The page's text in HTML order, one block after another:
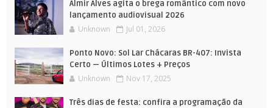
Almir Alves agita o brega romântico com novo
lançamento audiovisual 2026
Unknown Jul 01, 2026
Ponto Novo: Sol Lar Chácaras BR-407: Invista
Certo — Últimos Lotes + Preços
Unknown Nov 17, 2025
Três dias de festa: confira a programação da